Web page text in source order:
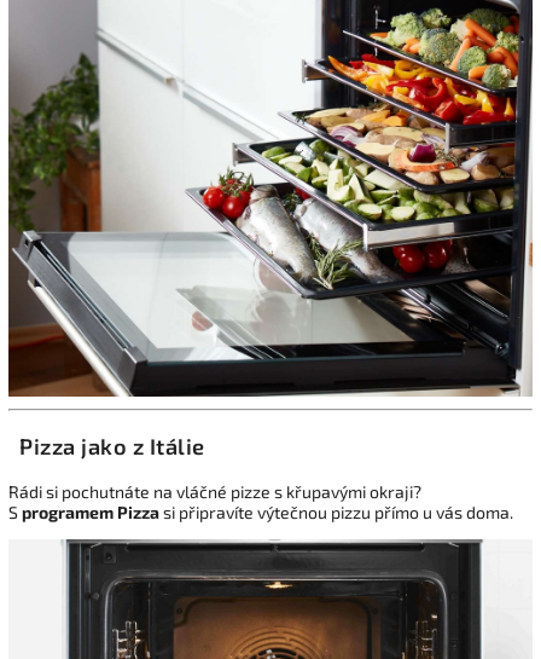
Pizza jako z Itálie
Rádi si pochutnáte na vláčné pizze s křupavými okraji?
Sprogramem Pizzasi připravíte výtečnou pizzu přímo u vás doma.